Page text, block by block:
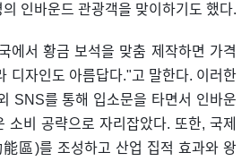
인바운드 관광객을 맞이하기도 했다.
에서 황금 보석을 맞춤 제작하면 가격
디자인도 아름답다."고 말한다. 이러한
SNS를 통해 입소문을 타면서 인바운
소비 공략으로 자리잡았다. 또한, 국제
能區)를 조성하고 산업 집적 효과와 왕